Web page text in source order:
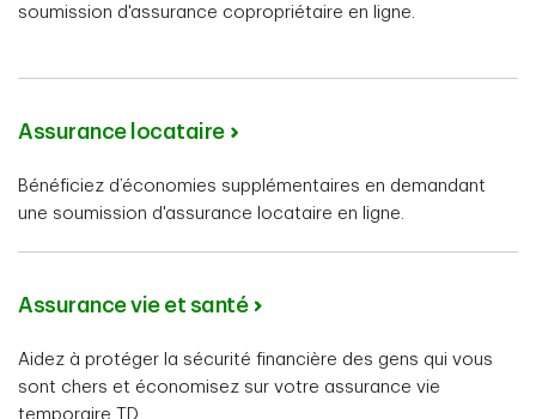
soumission d'assurance copropriétaire en ligne.
Assurance locataire
Bénéficiez d’économies supplémentaires en demandant
une soumission d'assurance locataire en ligne.
Assurance vie et santé
Aidez à protéger la sécurité financière des gens qui vous
sont chers et économisez sur votre assurance vie
temporaire TD.